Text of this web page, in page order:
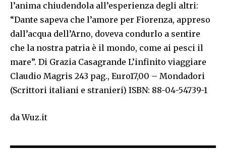
l’anima chiudendola all’esperienza degli altri:
“Dante sapeva che l’amore per Fiorenza, appreso
dall’acqua dell’Arno, doveva condurlo a sentire
che la nostra patria è il mondo, come ai pesci il
mare”. Di Grazia Casagrande L’infinito viaggiare
Claudio Magris 243 pag., Euro17,00 – Mondadori
(Scrittori italiani e stranieri) ISBN: 88-04-54739-1
da Wuz.it